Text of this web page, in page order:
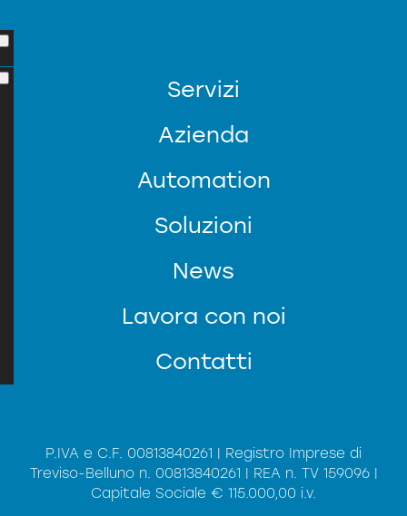
Servizi
Azienda
Automation
Soluzioni
News
Lavora con noi
Contatti
P.IVA e C.F. 00813840261 | Registro Imprese di
Treviso-Belluno n. 00813840261 | REA n. TV 159096 |
Capitale Sociale € 115.000,00 i.v.
SERVIZIO CLIENTI